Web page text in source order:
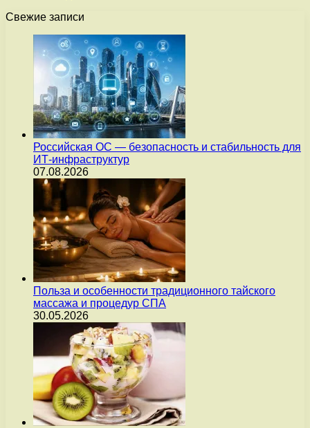
Свежие записи
Российская ОС — безопасность и стабильность для
ИТ-инфраструктур
07.08.2026
Польза и особенности традиционного тайского
массажа и процедур СПА
30.05.2026